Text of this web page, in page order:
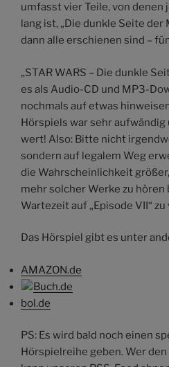
umfasst vier Teile, von denen
lang ist, „Die dunkle Seite der
dann alle erschienen sind –
„STAR WARS – Die dunkle
es als Audio-CD und MP3-
nochmals auf etwas
Hörspiels war sehr aufwändig
wert! Also: Bitte nicht
sondern auf legalem Weg
die Wahrscheinlichkeit
mehr solcher Werke zu hören
Wartezeit auf „Episode VII“
Das Hörspiel gibt es unter
AMAZON.de
Buch.de
bol.de
PS: Es wird bald noch einen
Hörspielreihe geben. Wer